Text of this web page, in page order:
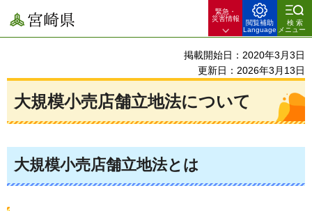
宮崎県
緊急・
災害情報
閲覧補助
Language
検索
メニュー
掲載開始日：2020年3月3日
更新日：2026年3月13日
大規模小売店舗立地法について
大規模小売店舗立地法とは